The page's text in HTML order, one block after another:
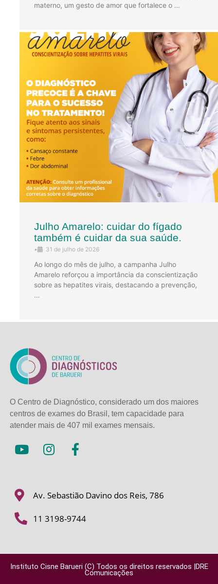
materno, um gesto de amor que fortalece o …
Julho Amarelo: cuidar do fígado
também é cuidar da sua saúde.
• 31 de julho de 2026
Ao longo do mês de julho, a campanha Julho
Amarelo reforçou a importância da conscientização
sobre as hepatites virais, destacando a prevenção,
…
O Centro de Diagnóstico, considerado um dos maiores
centros de exames do Brasil, tem capacidade para
atender mais de 407 mil exames mensais.
Av. Sebastião Davino dos Reis, 786
11 3198-9744
Instituto Cisne Barueri (C) Todos os direitos reservados |DRE
Comunicações